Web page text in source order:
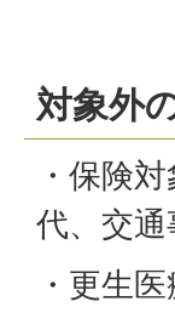
対象外
・保険
代、交
・更生